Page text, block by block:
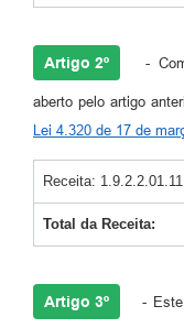
Obras
Galeria de Vídeos
Legislação
Artigo 2º -
aberto pelo artigo
Lei 4.320 de 17 de
Receita:
Total da Receita:
Artigo 3º -